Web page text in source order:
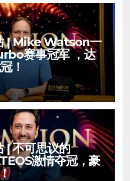
| Mike Watson一
赛事冠军 ，达
！
不可思议的
激情夺冠，豪